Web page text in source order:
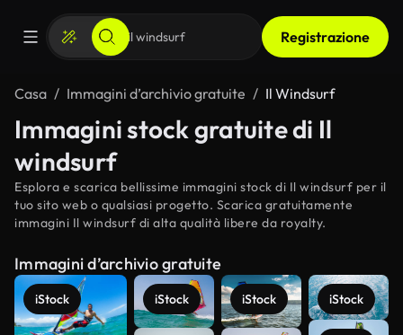
Registrazione
Casa Immagini d’archivio gratuite Il Windsurf
Immagini stock gratuite di Il
windsurf
Esplora e scarica bellissime immagini stock di Il windsurf per il
tuo sito web o qualsiasi progetto. Scarica gratuitamente
immagini Il windsurf di alta qualità libere da royalty.
Immagini d’archivio gratuite
iStock iStock iStock iStock